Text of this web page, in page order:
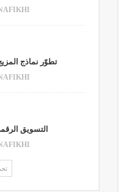
تطوّر نماذج
التسويق